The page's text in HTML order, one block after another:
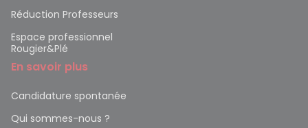
Réduction Professeurs
Espace professionnel
Rougier&Plé
En savoir plus
Candidature spontanée
Qui sommes-nous ?